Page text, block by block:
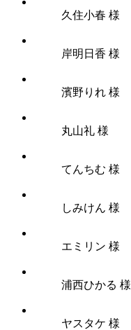
久住小春 様
岸明日香 様
濱野りれ 様
丸山礼 様
てんちむ 様
しみけん 様
エミリン 様
浦西ひかる 様
ヤスタケ 様